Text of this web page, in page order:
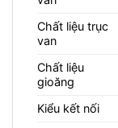
Chất liệu trục
van
Chất liệu
gioăng
Kiểu kết nối